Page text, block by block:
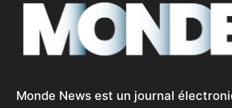
Monde News est un journal